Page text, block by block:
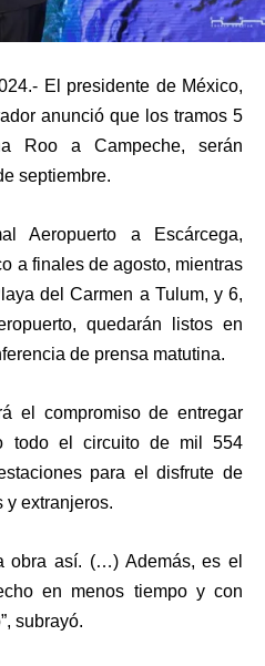
El presidente de México,
anunció que los tramos 5
Roo a Campeche, serán
septiembre.
Aeropuerto a Escárcega,
a finales de agosto, mientras
del Carmen a Tulum, y 6,
quedarán listos en
de prensa matutina.
el compromiso de entregar
todo el circuito de mil 554
para el disfrute de
y extranjeros.
obra así. (…) Además, es el
en menos tiempo y con
subrayó.